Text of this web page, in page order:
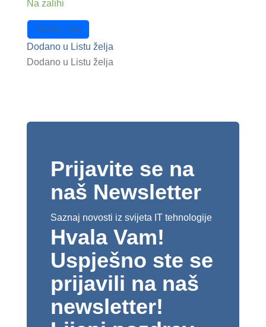
Na zalihi
Pročitaj više
Dodano u Listu želja
Dodano u Listu želja
Prijavite se na
naš Newsletter
Saznaj novosti iz svijeta IT tehnologije
Hvala Vam!
Uspješno ste se
prijavili na naš
newsletter!